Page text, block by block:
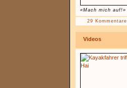
«Mach mich auf!»
29 Kommentare
Videos